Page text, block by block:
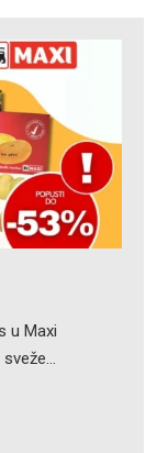
u Maxi